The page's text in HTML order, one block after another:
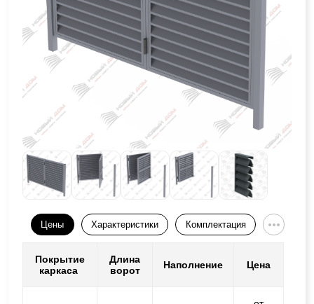
Цены Характеристики Комплектация
Покрытие
каркаса
Длина
ворот
Наполнение Цена